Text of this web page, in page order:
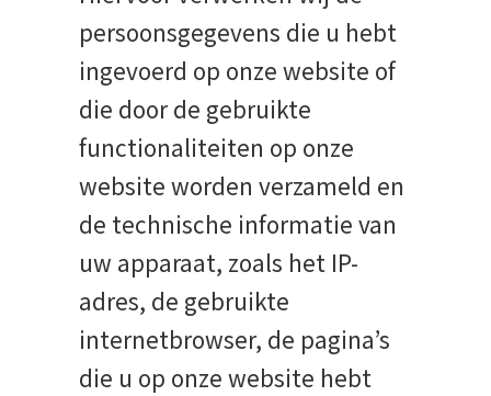
persoonsgegevens die u hebt
ingevoerd op onze website of
die door de gebruikte
functionaliteiten op onze
website worden verzameld en
de technische informatie van
uw apparaat, zoals het IP-
adres, de gebruikte
internetbrowser, de pagina’s
die u op onze website hebt